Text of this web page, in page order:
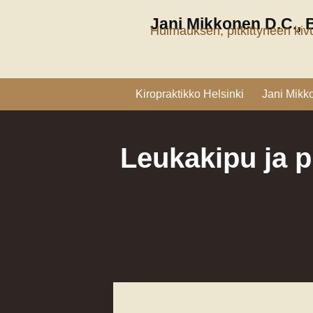
Jani Mikkonen D.C.,
Huimauksen, pitkittyneen
Kiropraktikko Helsinki Jani
Leukakipu ja